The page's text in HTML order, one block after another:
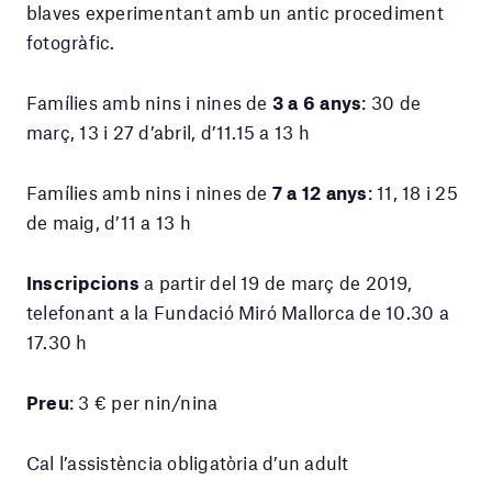
blaves experimentant amb un antic procediment
fotogràfic.
Famílies amb nins i nines de 3 a 6 anys: 30 de
març, 13 i 27 d’abril, d’11.15 a 13 h
Famílies amb nins i nines de 7 a 12 anys: 11, 18 i 25
de maig, d’11 a 13 h
Inscripcions a partir del 19 de març de 2019,
telefonant a la Fundació Miró Mallorca de 10.30 a
17.30 h
Preu: 3 € per nin/nina
Cal l’assistència obligatòria d’un adult